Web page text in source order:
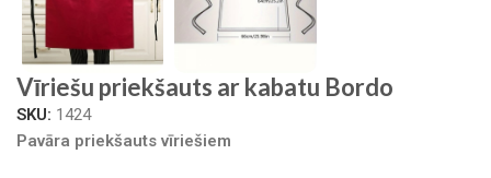
Vīriešu priekšauts ar kabatu Bordo
SKU: 1424
Pavāra priekšauts vīriešiem